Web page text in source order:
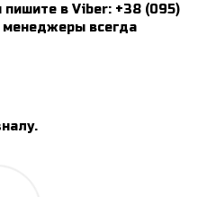
пишите в Viber: +38 (095)
менеджеры всегда